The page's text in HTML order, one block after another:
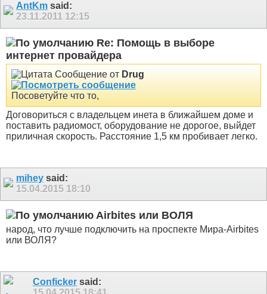
AntKm said:
23.11.2011 12:15
Re: Помощь в выборе
интернет провайдера
Сообщение от Drug
Посоветуйте что то,
Договориться с владельцем инета в ближайшем доме и
поставить радиомост, оборудование не дорогое, выйдет
приличная скорость. Расстояние 1,5 км пробивает легко.
mihey said:
15.04.2015 18:10
Airbites или ВОЛЯ
народ, что лучше подключить на проспекте Мира-Airbites
или ВОЛЯ?
Conficker said: